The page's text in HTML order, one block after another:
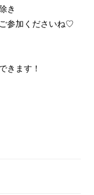
き
参加くださいね♡
きます！